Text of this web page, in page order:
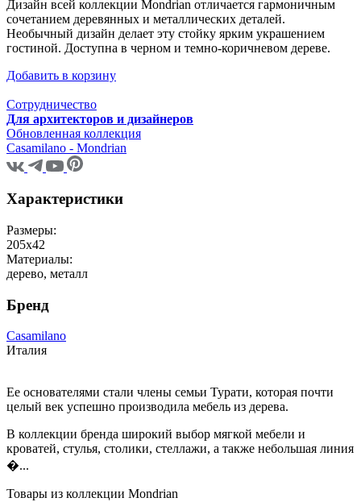
Дизайн всей коллекции Mondrian отличается гармоничным
сочетанием деревянных и металлических деталей.
Необычный дизайн делает эту стойку ярким украшением
гостиной. Доступна в черном и темно-коричневом дереве.
Добавить в корзину
Сотрудничество
Для архитекторов и дизайнеров
Обновленная коллекция
Casamilano - Mondrian
Характеристики
Размеры:
205x42
Материалы:
дерево, металл
Бренд
Casamilano
Италия
Ее основателями стали члены семьи Турати, которая почти
целый век успешно производила мебель из дерева.
В коллекции бренда широкий выбор мягкой мебели и
кроватей, стулья, столики, стеллажи, а также небольшая линия
�...
Товары из коллекции Mondrian